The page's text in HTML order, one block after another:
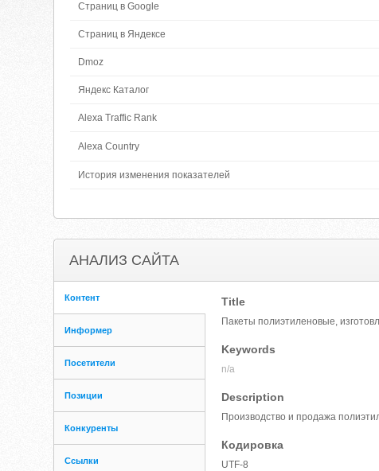
Страниц в Google
Страниц в Яндексе
Dmoz
Яндекс Каталог
Alexa Traffic Rank
Alexa Country
История изменения показателей
АНАЛИЗ САЙТА
Контент
Информер
Посетители
Позиции
Конкуренты
Ссылки
Title
Пакеты полиэтиленовые,
Keywords
n/a
Description
Производство и продажа
Кодировка
UTF-8